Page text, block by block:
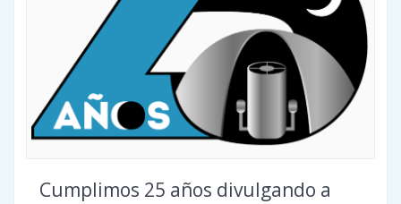
Cumplimos 25 años divulgando a